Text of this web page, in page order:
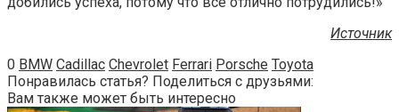
Источник
0 BMW Cadillac Chevrolet Ferrari Porsche Toyota
Понравилась статья? Поделиться с друзьями:
Вам также может быть интересно